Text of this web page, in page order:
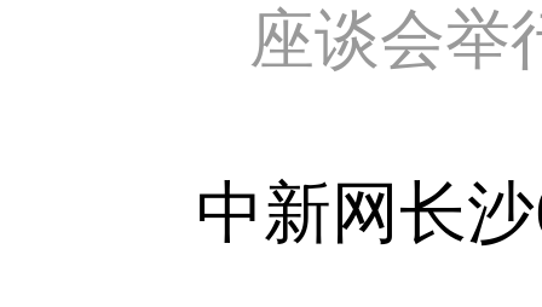
座谈会
中新网长沙6